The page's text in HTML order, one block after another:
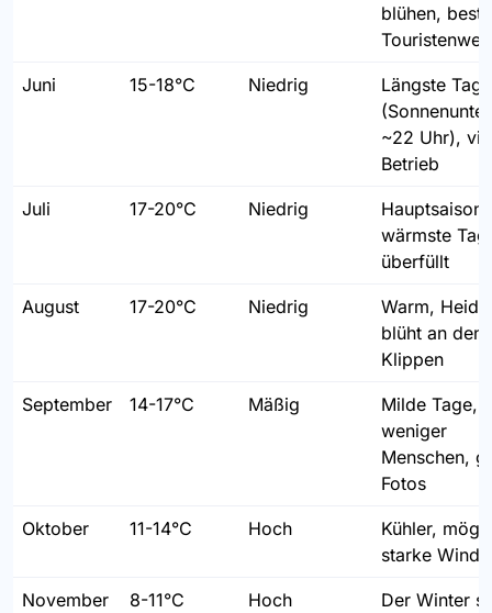
blühen,
Juni 15-18°C Niedrig
Längste Tage
~22 Uhr),
Betrieb
Juli 17-20°C Niedrig
Hauptsaison,
wärmste
überfüllt
August 17-20°C Niedrig
Warm,
blüht an den
Klippen
September 14-17°C Mäßig
Milde Tage,
weniger
Menschen,
Fotos
Oktober 11-14°C Hoch
Kühler,
starke Winde
November 8-11°C Hoch
Der Winter